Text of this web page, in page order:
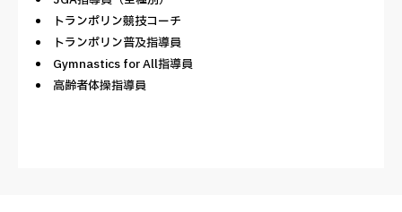
トランポリン競技コーチ
トランポリン普及指導員
Gymnastics for All指導員
高齢者体操指導員